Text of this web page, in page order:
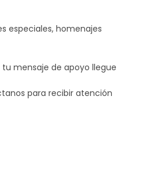
especiales, homenajes
mensaje de apoyo llegue
para recibir atención